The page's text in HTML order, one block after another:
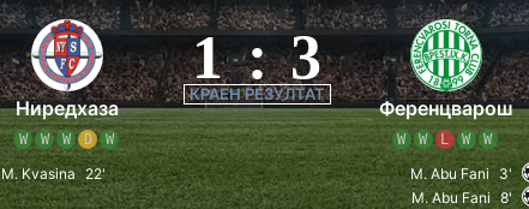
Ниредхаза
W W W D W
1 : 3
КРАЕН РЕЗУЛТАТ
Ференцварош
W W L W W
M. Kvasina 22' M. Abu Fani
3'
M. Abu Fani 8'